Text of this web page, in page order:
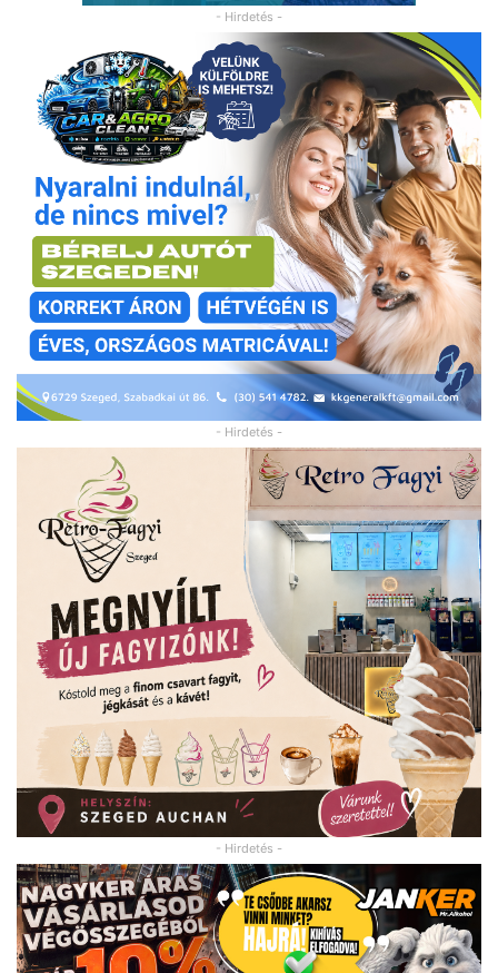
- Hirdetés -
- Hirdetés -
- Hirdetés -